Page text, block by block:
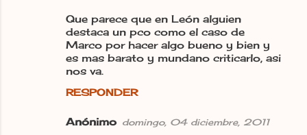
Que parece que en León alguien
destaca un pco como el caso de
Marco por hacer algo bueno y bien y
es mas barato y mundano criticarlo, asi
nos va.
RESPONDER
Anónimo domingo, 04 diciembre, 2011